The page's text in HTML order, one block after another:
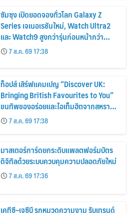
ซัมซุง เปิดยอดจองทั่วโลก Galaxy Z
Series เจเนอเรชันใหม่, Watch Ultra2
และ Watch9 สูงกว่ารุ่นก่อนหน้ากว่า
30%7 ส.ค. 69 17:38
ท็อปส์ เสิร์ฟแคมเปญ “Discover UK:
Bringing British Favourites to You”
ขนทัพของอร่อยและไอเท็มฮิตจากสหราช
อาณาจักร ส่งตรงถึงมือตั้งแต่วันนี้ – 18
สิงหาคมนี้
7 ส.ค. 69 17:38
มาสเตอร์การ์ดยกระดับแพลตฟอร์มบัตร
ดิจิทัลด้วยระบบควบคุมความปลอดภัยใหม่
7 ส.ค. 69 17:36
เคทีซี–เจซีบี รุกหมวดความงาม รับเทรนด์